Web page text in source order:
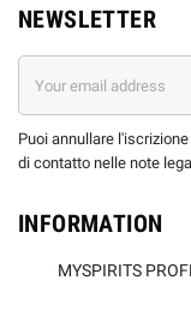
NEWSLETTER
Puoi annullare
di contatto nelle note
INFORMATION
MYSPIRITS